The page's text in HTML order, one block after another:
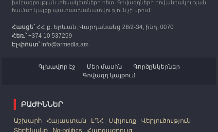
խմբագրության տեսակետների հետ: Գովազդների բովանդակության
համար կայքը պատասխանատվություն չի կրում:
Հասցե՝ՀՀ ք. Երևան, Վարդանանց 28/2-34, ինդ. 0070
Հեռ.՝+374 10 537259
Էլ-փոստ՝info@armedia.am
Գլխավոր էջ Մեր մասին
Գործընկերներ
Գովազդ կայքում
ԲԱԺԻՆՆԵՐ
Աշխարհ Հայաստան ԼՂՀ Սփյուռք
Վերլուծություն
Տեղեկանք
No-politics Հարցազրույց